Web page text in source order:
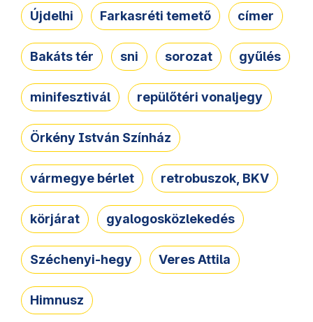
Újdelhi Farkasréti temető címer
Bakáts tér sni sorozat gyűlés
minifesztivál repülőtéri vonaljegy
Örkény István Színház
vármegye bérlet retrobuszok, BKV
körjárat gyalogosközlekedés
Széchenyi-hegy Veres Attila
Himnusz